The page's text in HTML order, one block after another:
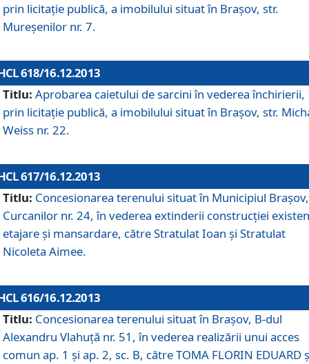
prin licitaţie publică, a imobilului situat în Braşov, str.
Mureşenilor nr. 7.
618/16.12.2013
Titlu: Aprobarea caietului de sarcini în vederea închirierii,
prin licitaţie publică, a imobilului situat în Braşov, str.
Weiss nr. 22.
617/16.12.2013
Titlu: Concesionarea terenului situat în Municipiul
Curcanilor nr. 24, în vederea extinderii construcţiei
etajare şi mansardare, către Stratulat Ioan şi Stratulat
Nicoleta Aimee.
616/16.12.2013
Titlu: Concesionarea terenului situat în Braşov, B-dul
Alexandru Vlahuţă nr. 51, în vederea realizării unui acces
comun ap. 1 şi ap. 2, sc. B, către TOMA FLORIN EDUARD